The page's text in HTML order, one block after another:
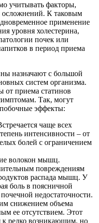
учитывать факторы,
осложнений. К таковым
применение
уровня холестерина,
почек или
в период приема
назначают с большой
систем организма.
приема статинов
Так, могут
эффекты:
чаще всех
интенсивности – от
болей с ограничением
волокон мышц.
повреждениям
распада мышц. У
боль в поясничной
недостаточности.
снижением объема
ее отсутствием. Этот
к редко возникающим, но